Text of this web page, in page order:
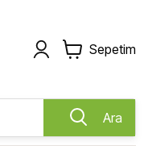
Sepetim
Ara